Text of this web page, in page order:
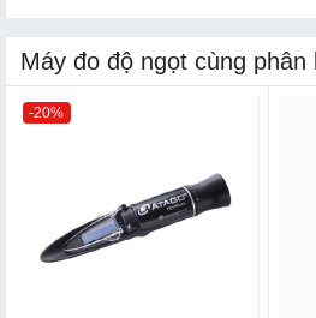
Máy đo độ ngọt cùng phân
-20%